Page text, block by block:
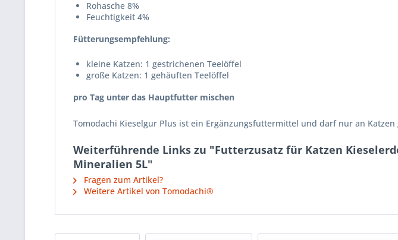
Rohasche 8%
Feuchtigkeit 4%
Fütterungsempfehlung:
kleine Katzen: 1 gestrichenen Teelöffel
große Katzen: 1 gehäuften Teelöffel
pro Tag unter das Hauptfutter mischen
Tomodachi Kieselgur Plus ist ein Ergänzungsfuttermittel und darf nur an
Weiterführende Links zu "Futterzusatz für Katzen
Mineralien 5L"
Fragen zum Artikel?
Weitere Artikel von Tomodachi®